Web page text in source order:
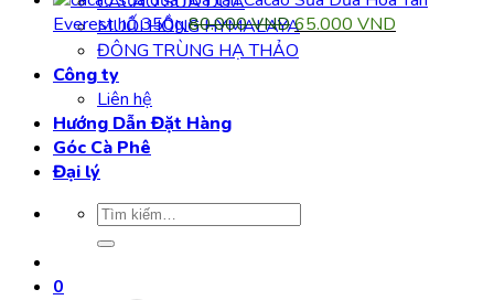
MUỐI HỒNG HYMALAYA
ĐÔNG TRÙNG HẠ THẢO
Công ty
Liên hệ
Hướng Dẫn Đặt Hàng
Góc Cà Phê
Đại lý
Tìm
kiếm:
0
90.000 VND.
là:
Everest hũ 350g80.000VNDGiá
gốc
65.000 VND